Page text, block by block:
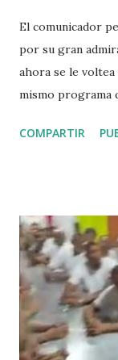
El comunicador
por su gran
ahora se le voltea
mismo programa
COMPARTIR